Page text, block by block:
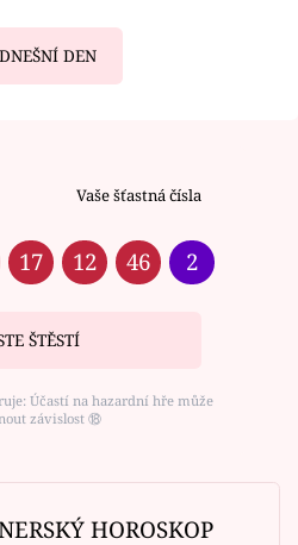
DEN
Vaše šťastná čísla
17 12 46 2
ŠTĚSTÍ
Účastí na hazardní hře může
závislost ⑱
HOROSKOP